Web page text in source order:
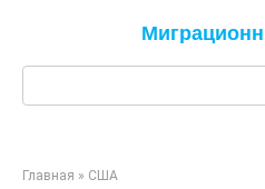
Главная » США